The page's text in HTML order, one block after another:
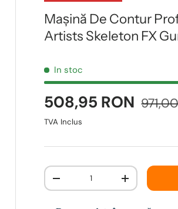
Mașină De Contur
Artists Skeleton FX
In stoc
508,95 RON
TVA Inclus
Cantitate
-
+